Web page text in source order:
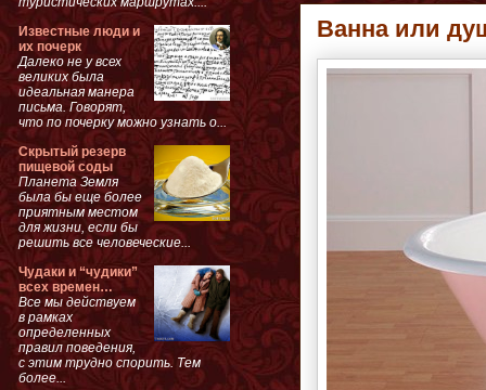
Ванна или
Известные люди и
их почерк
Далеко не у всех
великих была
идеальная манера
письма. Говорят,
что по почерку можно узнать о...
Скрытый резерв
пищевой соды
Планета Земля
была бы еще более
приятным местом
для жизни, если бы
решить все человеческие...
Чудаки и “чудики”
всех времен…
Все мы действуем
в рамках
определенных
правил поведения,
с этим трудно спорить. Тем
более...